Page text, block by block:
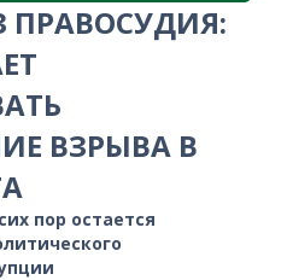
ПРАВОСУДИЯ:
ВЗРЫВА В
пор остается